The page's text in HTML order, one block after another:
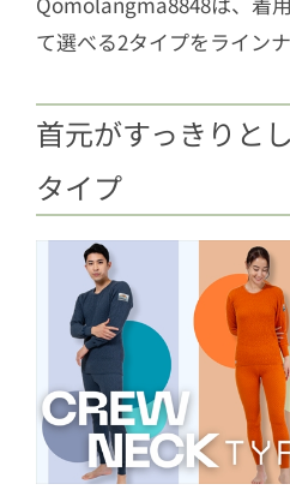
て選べる2タイプをラインナ
首元がすっきりと
タイプ